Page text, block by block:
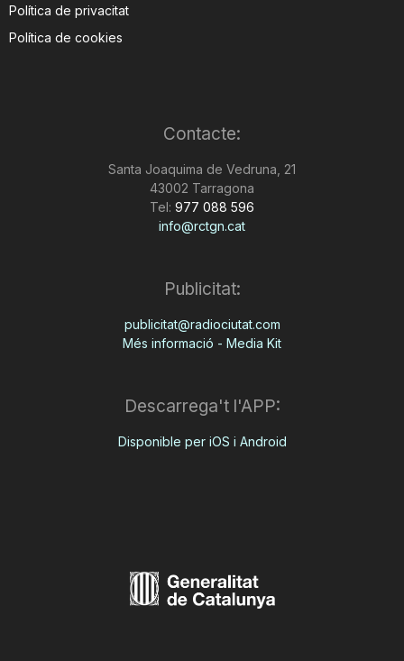
Política de privacitat
Política de cookies
Contacte:
Santa Joaquima de Vedruna, 21
43002 Tarragona
Tel: 977 088 596
info@rctgn.cat
Publicitat:
publicitat@radiociutat.com
Més informació - Media Kit
Descarrega't l'APP:
Disponible per iOS i Android